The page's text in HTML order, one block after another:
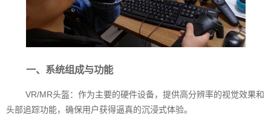
一、系统组成与功能
VR/MR头盔：作为主要的硬件设备，提供高分辨率的视觉效果和
头部追踪功能，确保用户获得逼真的沉浸式体验。